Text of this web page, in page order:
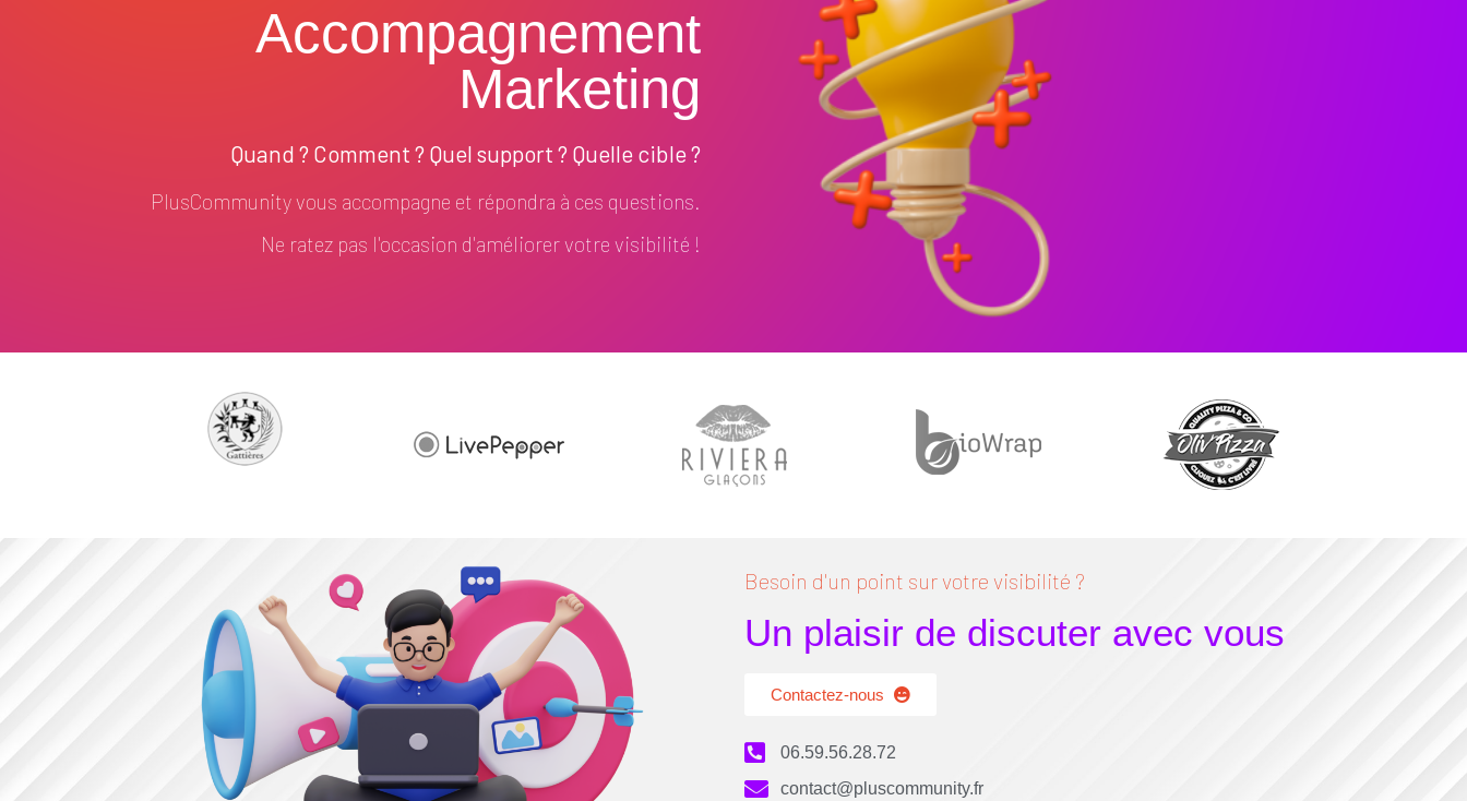
Accompagnement
Marketing
Quand ? Comment ? Quel support ? Quelle cible ?
PlusCommunity vous accompagne et répondra à ces questions.
Ne ratez pas l'occasion d'améliorer votre visibilité !
Besoin d'un point sur votre visibilité ?
Un plaisir de discuter avec vous
Contactez-nous
06.59.56.28.72
contact@pluscommunity.fr